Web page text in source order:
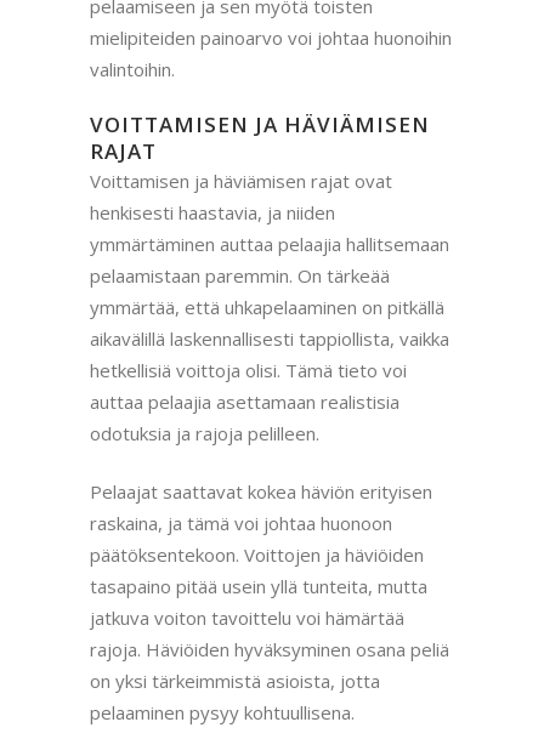
pelaamiseen ja sen myötä toisten
mielipiteiden painoarvo voi johtaa huonoihin
valintoihin.
VOITTAMISEN JA HÄVIÄMISEN
RAJAT
Voittamisen ja häviämisen rajat ovat
henkisesti haastavia, ja niiden
ymmärtäminen auttaa pelaajia hallitsemaan
pelaamistaan paremmin. On tärkeää
ymmärtää, että uhkapelaaminen on pitkällä
aikavälillä laskennallisesti tappiollista, vaikka
hetkellisiä voittoja olisi. Tämä tieto voi
auttaa pelaajia asettamaan realistisia
odotuksia ja rajoja pelilleen.
Pelaajat saattavat kokea häviön erityisen
raskaina, ja tämä voi johtaa huonoon
päätöksentekoon. Voittojen ja häviöiden
tasapaino pitää usein yllä tunteita, mutta
jatkuva voiton tavoittelu voi hämärtää
rajoja. Häviöiden hyväksyminen osana peliä
on yksi tärkeimmistä asioista, jotta
pelaaminen pysyy kohtuullisena.